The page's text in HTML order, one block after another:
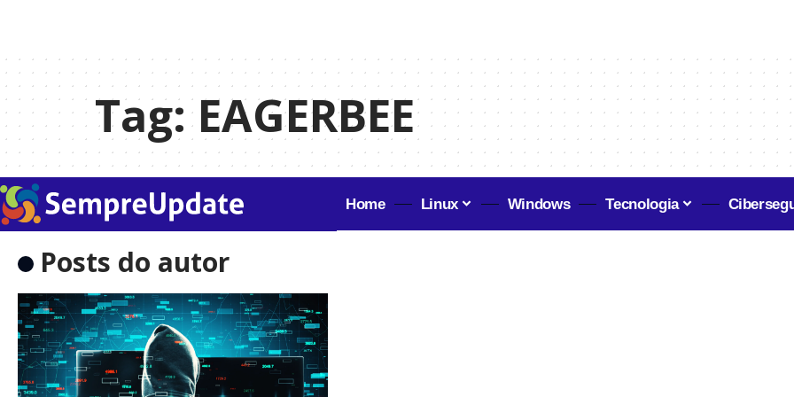
Tag:EAGERBEE
Home Linux Windows Tecnologia
Posts do autor